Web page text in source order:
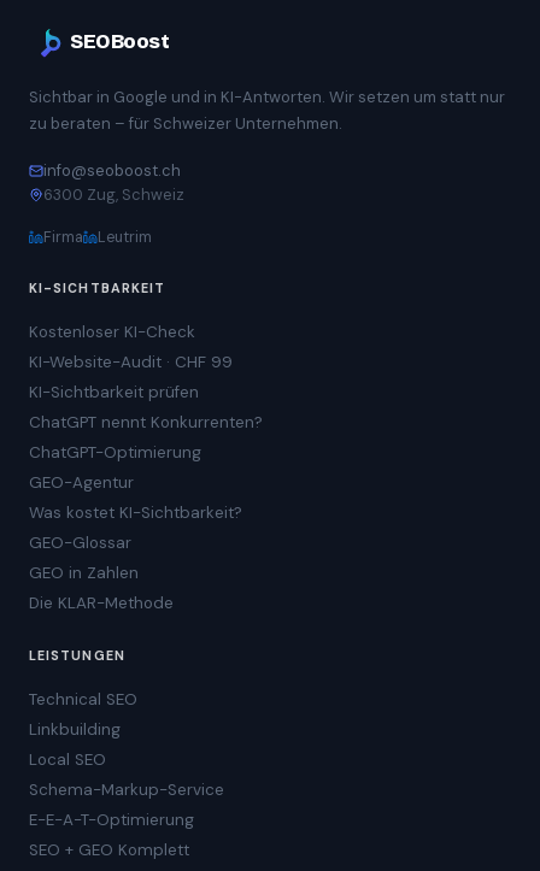
SEOBoost
Sichtbar in Google und in KI-Antworten. Wir setzen um statt nur
zu beraten – für Schweizer Unternehmen.
info@seoboost.ch
6300 Zug, Schweiz
Firma Leutrim
KI-SICHTBARKEIT
Kostenloser KI-Check
KI-Website-Audit · CHF 99
KI-Sichtbarkeit prüfen
ChatGPT nennt Konkurrenten?
ChatGPT-Optimierung
GEO-Agentur
Was kostet KI-Sichtbarkeit?
GEO-Glossar
GEO in Zahlen
Die KLAR-Methode
LEISTUNGEN
Technical SEO
Linkbuilding
Local SEO
Schema-Markup-Service
E-E-A-T-Optimierung
SEO + GEO Komplett